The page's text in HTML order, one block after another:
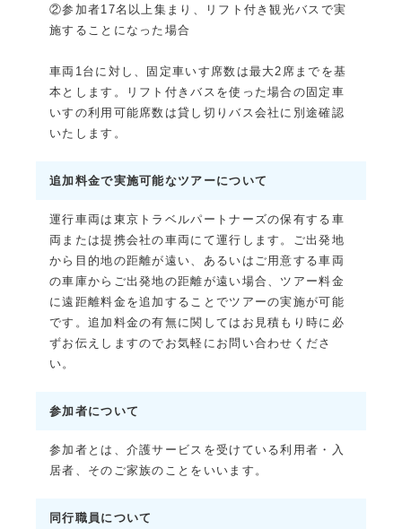
②参加者17名以上集まり、リフト付き観光バスで実
施することになった場合
車両1台に対し、固定車いす席数は最大2席までを基
本とします。リフト付きバスを使った場合の固定車
いすの利用可能席数は貸し切りバス会社に別途確認
いたします。
追加料金で実施可能なツアーについて
運行車両は東京トラベルパートナーズの保有する車
両または提携会社の車両にて運行します。ご出発地
から目的地の距離が遠い、あるいはご用意する車両
の車庫からご出発地の距離が遠い場合、ツアー料金
に遠距離料金を追加することでツアーの実施が可能
です。追加料金の有無に関してはお見積もり時に必
ずお伝えしますのでお気軽にお問い合わせくださ
い。
参加者について
参加者とは、介護サービスを受けている利用者・入
居者、そのご家族のことをいいます。
同行職員について